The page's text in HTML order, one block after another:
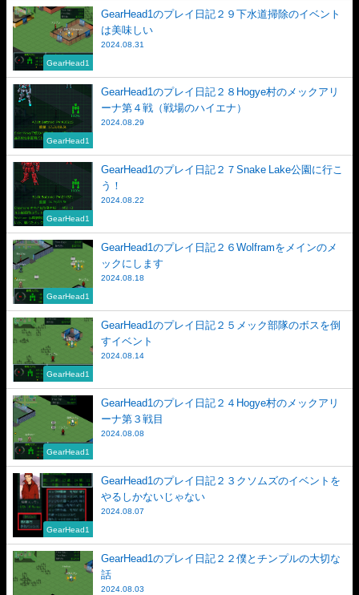
GearHead1
GearHead1のプレイ日記２９下水道掃除のイベント
は美味しい
2024.08.31
GearHead1
GearHead1のプレイ日記２８Hogye村のメックアリ
ーナ第４戦（戦場のハイエナ）
2024.08.29
GearHead1
GearHead1のプレイ日記２７Snake Lake公園に行こ
う！
2024.08.22
GearHead1
GearHead1のプレイ日記２６Wolframをメインのメ
ックにします
2024.08.18
GearHead1
GearHead1のプレイ日記２５メック部隊のボスを倒
すイベント
2024.08.14
GearHead1
GearHead1のプレイ日記２４Hogye村のメックアリ
ーナ第３戦目
2024.08.08
GearHead1
GearHead1のプレイ日記２３クソムズのイベントを
やるしかないじゃない
2024.08.07
GearHead1のプレイ日記２２僕とチンプルの大切な
話
2024.08.03